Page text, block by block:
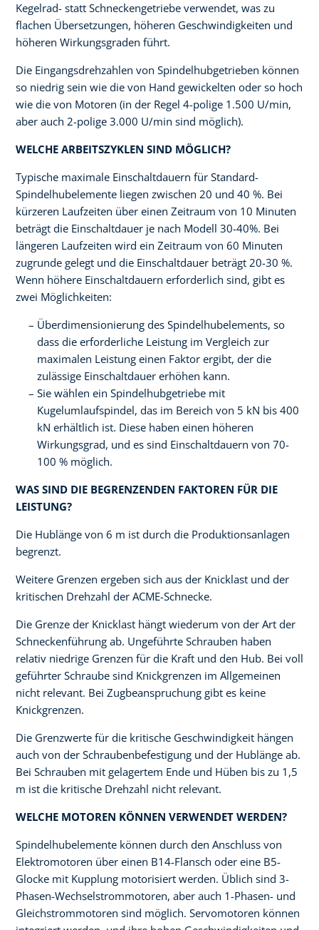
Kegelrad- statt Schneckengetriebe verwendet, was zu
flachen Übersetzungen, höheren Geschwindigkeiten und
höheren Wirkungsgraden führt.
Die Eingangsdrehzahlen von Spindelhubgetrieben können
so niedrig sein wie die von Hand gewickelten oder so hoch
wie die von Motoren (in der Regel 4-polige 1.500 U/min,
aber auch 2-polige 3.000 U/min sind möglich).
WELCHE ARBEITSZYKLEN SIND MÖGLICH?
Typische maximale Einschaltdauern für Standard-
Spindelhubelemente liegen zwischen 20 und 40 %. Bei
kürzeren Laufzeiten über einen Zeitraum von 10 Minuten
beträgt die Einschaltdauer je nach Modell 30-40%. Bei
längeren Laufzeiten wird ein Zeitraum von 60 Minuten
zugrunde gelegt und die Einschaltdauer beträgt 20-30 %.
Wenn höhere Einschaltdauern erforderlich sind, gibt es
zwei Möglichkeiten:
Überdimensionierung des Spindelhubelements, so
dass die erforderliche Leistung im Vergleich zur
maximalen Leistung einen Faktor ergibt, der die
zulässige Einschaltdauer erhöhen kann.
Sie wählen ein Spindelhubgetriebe mit
Kugelumlaufspindel, das im Bereich von 5 kN bis 400
kN erhältlich ist. Diese haben einen höheren
Wirkungsgrad, und es sind Einschaltdauern von 70-
100 % möglich.
WAS SIND DIE BEGRENZENDEN FAKTOREN FÜR DIE
LEISTUNG?
Die Hublänge von 6 m ist durch die Produktionsanlagen
begrenzt.
Weitere Grenzen ergeben sich aus der Knicklast und der
kritischen Drehzahl der ACME-Schnecke.
Die Grenze der Knicklast hängt wiederum von der Art der
Schneckenführung ab. Ungeführte Schrauben haben
relativ niedrige Grenzen für die Kraft und den Hub. Bei voll
geführter Schraube sind Knickgrenzen im Allgemeinen
nicht relevant. Bei Zugbeanspruchung gibt es keine
Knickgrenzen.
Die Grenzwerte für die kritische Geschwindigkeit hängen
auch von der Schraubenbefestigung und der Hublänge ab.
Bei Schrauben mit gelagertem Ende und Hüben bis zu 1,5
m ist die kritische Drehzahl nicht relevant.
WELCHE MOTOREN KÖNNEN VERWENDET WERDEN?
Spindelhubelemente können durch den Anschluss von
Elektromotoren über einen B14-Flansch oder eine B5-
Glocke mit Kupplung motorisiert werden. Üblich sind 3-
Phasen-Wechselstrommotoren, aber auch 1-Phasen- und
Gleichstrommotoren sind möglich. Servomotoren können